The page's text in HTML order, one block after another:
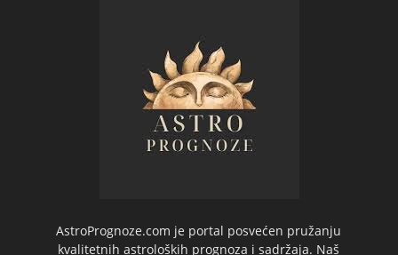
AstroPrognoze.com je portal posvećen pružanju
kvalitetnih astroloških prognoza i sadržaja. Naš